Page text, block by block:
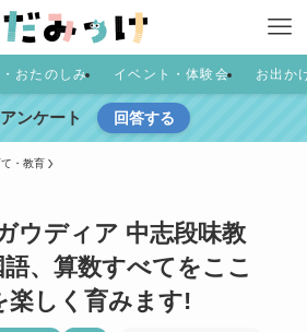
おたのしみ イベント・体験会 お出か
ンケート 回答する
・教育
ウディア 中志段味教
、算数すべてをここ
楽しく育みます!